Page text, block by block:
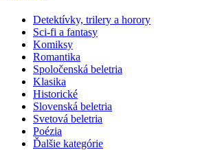
Detektívky, trilery a horory
Sci-fi a fantasy
Komiksy
Romantika
Spoločenská beletria
Klasika
Historické
Slovenská beletria
Svetová beletria
Poézia
Ďalšie kategórie